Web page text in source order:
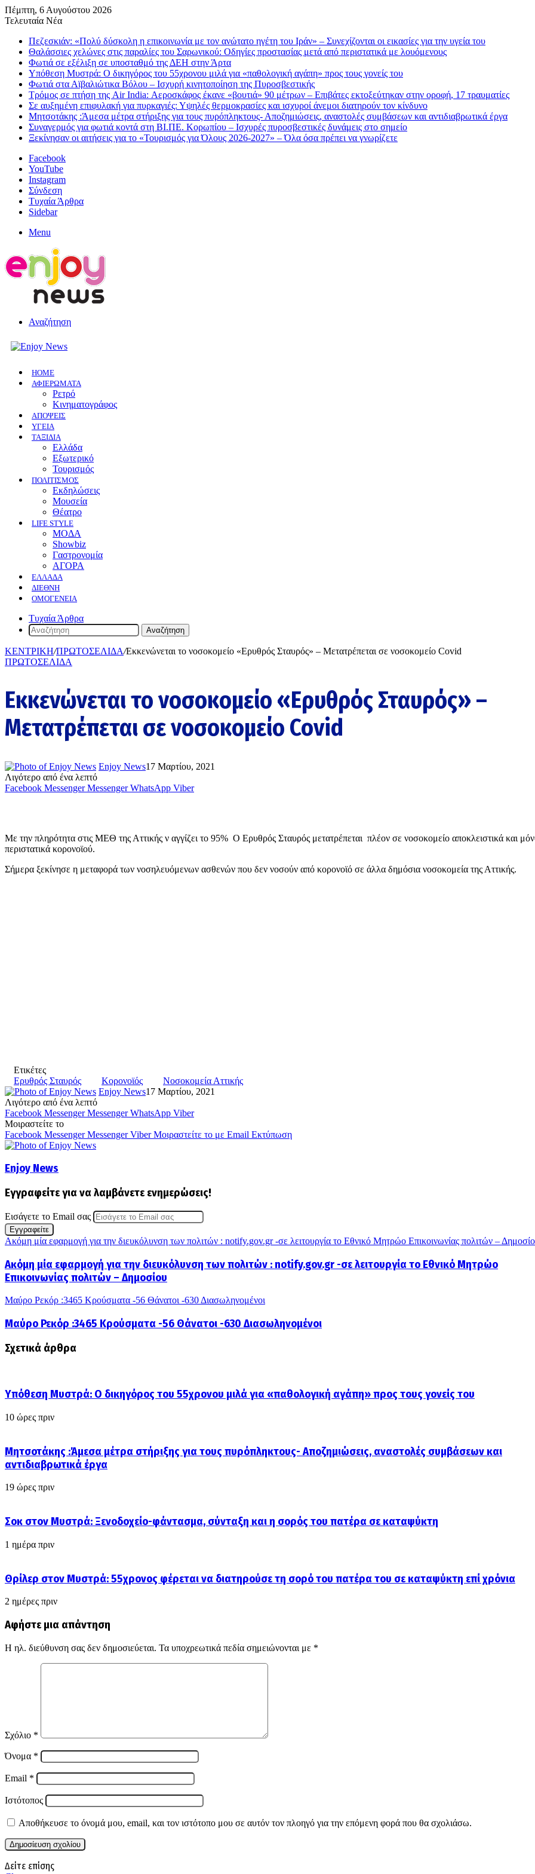
Πέμπτη, 6 Αυγούστου 2026
Τελευταία Νέα
Πεζεσκιάν: «Πολύ δύσκολη η επικοινωνία με τον ανώτατο ηγέτη του Ιράν» – Συνεχίζονται οι εικασίες για την υγεία του
Θαλάσσιες χελώνες στις παραλίες του Σαρωνικού: Οδηγίες προστασίας μετά από περιστατικά με λουόμενους
Φωτιά σε εξέλιξη σε υποσταθμό της ΔΕΗ στην Άρτα
Υπόθεση Μυστρά: Ο δικηγόρος του 55χρονου μιλά για «παθολογική αγάπη» προς τους γονείς του
Φωτιά στα Αϊβαλιώτικα Βόλου – Ισχυρή κινητοποίηση της Πυροσβεστικής
Τρόμος σε πτήση της Air India: Αεροσκάφος έκανε «βουτιά» 90 μέτρων – Επιβάτες εκτοξεύτηκαν στην οροφή, 17 τραυματίες
Σε αυξημένη επιφυλακή για πυρκαγιές: Υψηλές θερμοκρασίες και ισχυροί άνεμοι διατηρούν τον κίνδυνο
Μητσοτάκης :Άμεσα μέτρα στήριξης για τους πυρόπληκτους- Αποζημιώσεις, αναστολές συμβάσεων και αντιδιαβρωτικά έργα
Συναγερμός για φωτιά κοντά στη ΒΙ.ΠΕ. Κορωπίου – Ισχυρές πυροσβεστικές δυνάμεις στο σημείο
Ξεκίνησαν οι αιτήσεις για το «Τουρισμός για Όλους 2026-2027» – Όλα όσα πρέπει να γνωρίζετε
Facebook
YouTube
Instagram
Σύνδεση
Τυχαία Άρθρα
Sidebar
Menu
Αναζήτηση
HOME
ΑΦΙΕΡΩΜΑΤΑ
Ρετρό
Κινηματογράφος
ΑΠΟΨΕΙΣ
ΥΓΕΙΑ
ΤΑΞΙΔΙΑ
Ελλάδα
Εξωτερικό
Τουρισμός
ΠΟΛΙΤΙΣΜΟΣ
Eκδηλώσεις
Mουσεία
Θέατρο
LIFE STYLE
ΜΟΔΑ
Showbiz
Γαστρονομία
ΑΓΟΡΑ
ΕΛΛΆΔΑ
ΔΙΕΘΝΉ
ΟΜΟΓΈΝΕΙΑ
Τυχαία Άρθρα
Αναζήτηση
ΚΕΝΤΡΙΚΗ/ΠΡΩΤΟΣΕΛΙΔΑ/Εκκενώνεται το νοσοκομείο «Ερυθρός Σταυρός» – Μετατρέπεται σε νοσοκομείο Covid
ΠΡΩΤΟΣΕΛΙΔΑ
Εκκενώνεται το νοσοκομείο «Ερυθρός Σταυρός» –
Μετατρέπεται σε νοσοκομείο Covid
Enjoy News17 Μαρτίου, 2021
Λιγότερο από ένα λεπτό
Facebook Messenger Messenger WhatsApp Viber
Με την πληρότητα στις ΜΕΘ της Αττικής ν αγγίζει το 95% Ο Ερυθρός Σταυρός μετατρέπεται πλέον σε νοσοκομείο αποκλειστικά και
περιστατικά κορονοϊού.
Σήμερα ξεκίνησε η μεταφορά των νοσηλευόμενων ασθενών που δεν νοσούν από κορονοϊό σε άλλα δημόσια νοσοκομεία της Αττικής.
Ετικέτες
Ερυθρός Σταυρός
Κορονοϊός
Νοσοκομεία Αττικής
Enjoy News17 Μαρτίου, 2021
Λιγότερο από ένα λεπτό
Facebook Messenger Messenger WhatsApp Viber
Μοιραστείτε το
Facebook Messenger Messenger Viber Μοιραστείτε το με Email Εκτύπωση
Enjoy News
Εγγραφείτε για να λαμβάνετε ενημερώσεις!
Εισάγετε το Email σας
Ακόμη μία εφαρμογή για την διευκόλυνση των πολιτών : notify.gov.gr -σε λειτουργία το Εθνικό Μητρώο Επικοινωνίας πολιτών –
Ακόμη μία εφαρμογή για την διευκόλυνση των πολιτών : notify.gov.gr -σε λειτουργία το Εθνικό Μητρώο
Επικοινωνίας πολιτών – Δημοσίου
Μαύρο Ρεκόρ :3465 Κρούσματα -56 Θάνατοι -630 Διασωληνομένοι
Μαύρο Ρεκόρ :3465 Κρούσματα -56 Θάνατοι -630 Διασωληνομένοι
Σχετικά άρθρα
Υπόθεση Μυστρά: Ο δικηγόρος του 55χρονου μιλά για «παθολογική αγάπη» προς τους γονείς του
10 ώρες πριν
Μητσοτάκης :Άμεσα μέτρα στήριξης για τους πυρόπληκτους- Αποζημιώσεις, αναστολές συμβάσεων και
αντιδιαβρωτικά έργα
19 ώρες πριν
Σοκ στον Μυστρά: Ξενοδοχείο-φάντασμα, σύνταξη και η σορός του πατέρα σε καταψύκτη
1 ημέρα πριν
Θρίλερ στον Μυστρά: 55χρονος φέρεται να διατηρούσε τη σορό του πατέρα του σε καταψύκτη επί χρόνια
2 ημέρες πριν
Αφήστε μια απάντηση
Η ηλ. διεύθυνση σας δεν δημοσιεύεται. Τα υποχρεωτικά πεδία σημειώνονται με *
Σχόλιο *
Όνομα *
Email *
Ιστότοπος
Αποθήκευσε το όνομά μου, email, και τον ιστότοπο μου σε αυτόν τον πλοηγό για την επόμενη φορά που θα σχολιάσω.
Δείτε επίσης